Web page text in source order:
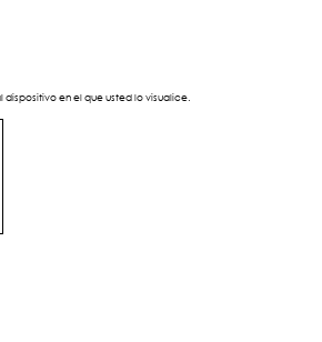
en el que usted lo visualice.